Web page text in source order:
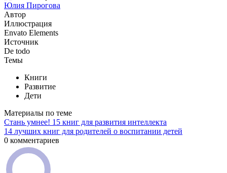
Юлия Пирогова
Автор
Иллюстрация
Envato Elements
Источник
De todo
Темы
Книги
Развитие
Дети
Материалы по теме
Стань умнее! 15 книг для развития интеллекта
14 лучших книг для родителей о воспитании детей
0 комментариев